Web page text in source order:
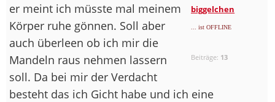
biggelchen
... ist OFFLINE
Beiträge: 13
er meint ich müsste mal meinem
Körper ruhe gönnen. Soll aber
auch überleen ob ich mir die
Mandeln raus nehmen lassern
soll. Da bei mir der Verdacht
besteht das ich Gicht habe und ich eine